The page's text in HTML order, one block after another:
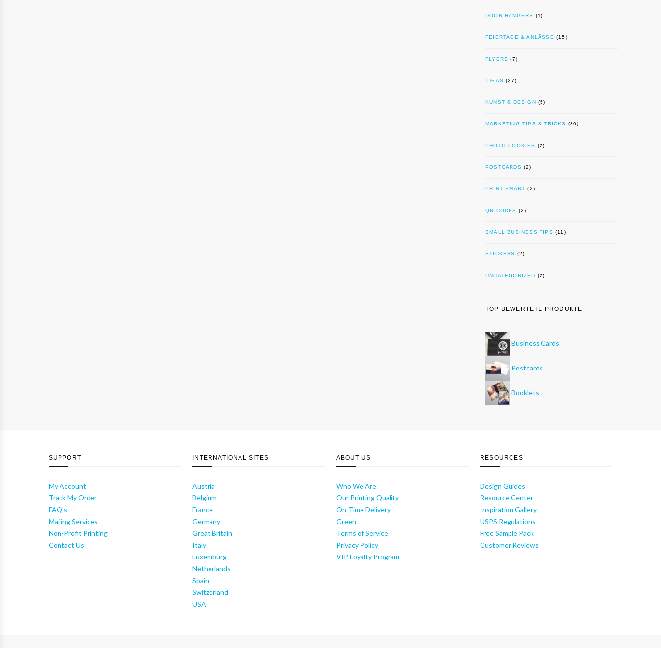
DOOR HANGERS (1)
FEIERTAGE & ANLÄSSE (15)
FLYERS (7)
IDEAS (27)
KUNST & DESIGN (5)
MARKETING TIPS & TRICKS (30)
PHOTO COOKIES (2)
POSTCARDS (2)
PRINT SMART (2)
QR CODES (2)
SMALL BUSINESS TIPS (11)
STICKERS (2)
UNCATEGORIZED (2)
TOP BEWERTETE PRODUKTE
Business Cards
Postcards
Booklets
SUPPORT
My Account
Track My Order
FAQ's
Mailing Services
Non-Profit Printing
Contact Us
INTERNATIONAL SITES
Austria
Belgium
France
Germany
Great Britain
Italy
Luxemburg
Netherlands
Spain
Switzerland
USA
ABOUT US
Who We Are
Our Printing Quality
On-Time Delivery
Green
Terms of Service
Privacy Policy
VIP Loyalty Program
RESOURCES
Design Guides
Resource Center
Inspiration Gallery
USPS Regulations
Free Sample Pack
Customer Reviews